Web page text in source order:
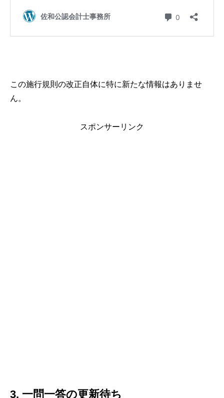
この施行規則の改正自体に特に新たな情報はありませ
ん。
スポンサーリンク
3. 一問一答の更新待ち